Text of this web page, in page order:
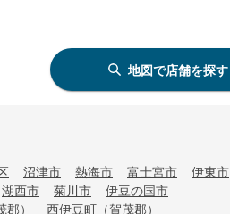
地図で店舗を探す
沼津市 熱海市 富士宮市
伊東市
湖西市 菊川市
伊豆の国市
）
西伊豆町（賀茂郡）